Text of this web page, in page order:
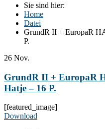
Sie sind hier:
Home
Datei
GrundR II + EuropaR
P.
26 Nov.
GrundR II + EuropaR
Hatje – 16 P.
[featured_image]
Download